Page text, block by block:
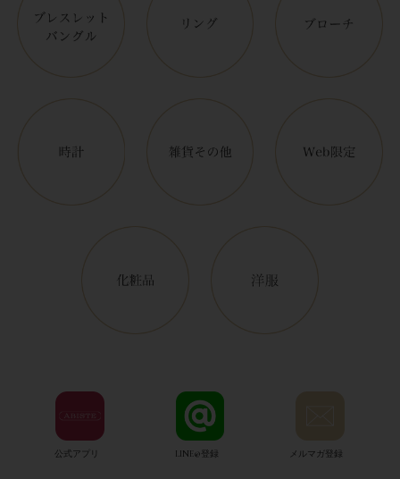
公式アプリ LINE@登録 メルマガ登録